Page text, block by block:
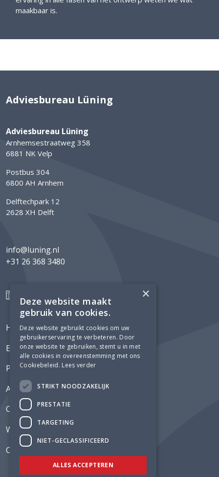
maakbaar is.
Adviesbureau Lüning
Adviesbureau Lüning
Arnhemsestraatweg 358
6881 NK Velp
Postbus 304
6800 AH Arnhem
Delftechpark 12
2628 XH Delft
info@luning.nl
+31 26 368 3480
Home
Expertises
Projecten
Actueel
Over Lüning
Werken bij
Contact
×
Deze website maakt
gebruik van cookies.
Deze website gebruikt cookies om uw
gebruikerservaring te verbeteren. Door
onze website te gebruiken, stemt u in met
alle cookies in overeenstemming met ons
Cookiebeleid. Lees verder
STRIKT NOODZAKELIJK
PRESTATIE
TARGETING
NIET-GECLASSIFICEERD
ALLES ACCEPTEREN